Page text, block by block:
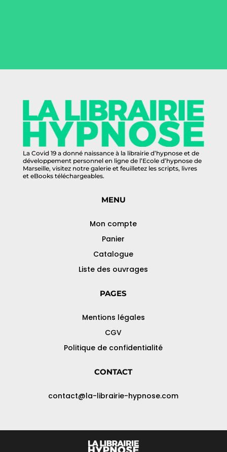
La Covid 19 a donné naissance à la librairie d’hypnose et de
développement personnel en ligne de l’Ecole d’hypnose de
Marseille, visitez notre galerie et feuilletez les scripts, livres
et eBooks téléchargeables.
MENU
Mon compte
Panier
Catalogue
Liste des ouvrages
PAGES
Mentions légales
CGV
Politique de confidentialité
CONTACT
contact@la-librairie-hypnose.com